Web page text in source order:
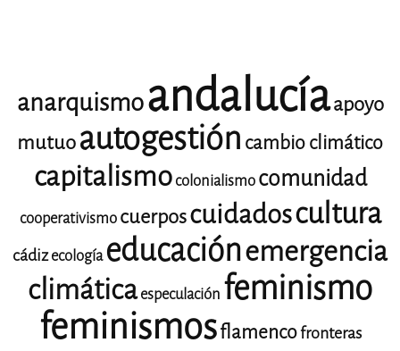
anarquismoandalucíaapoyo
mutuoautogestión cambio climático
capitalismocolonialismocomunidad
cooperativismocuerposcuidadoscultura
cádizecología educaciónemergencia
climáticaespeculación feminismo
feminismosflamencofronteras